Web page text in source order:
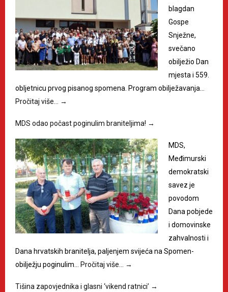
blagdan
Gospe
Snježne,
svečano
obilježio Dan
mjesta i 559.
obljetnicu prvog pisanog spomena. Program obilježavanja…
Pročitaj više…
→
MDS odao počast poginulim braniteljima! →
MDS,
Međimurski
demokratski
savez je
povodom
Dana pobjede
i domovinske
zahvalnosti i
Dana hrvatskih branitelja, paljenjem svijeća na Spomen-
obilježju poginulim…
Pročitaj više… →
Tišina zapovjednika i glasni ‘vikend ratnici’ →